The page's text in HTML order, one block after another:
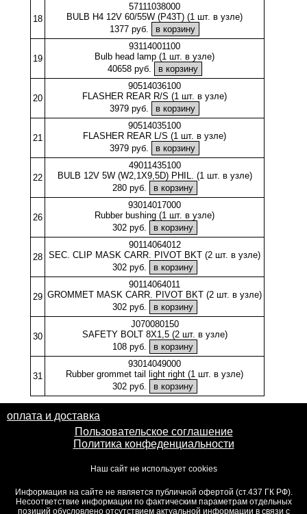
18
57111038000
BULB H4 12V 60/55W (P43T) (1 шт. в узле)
1377 руб.
19
93114001100
Bulb head lamp (1 шт. в узле)
40658 руб.
20
90514036100
FLASHER REAR R/S (1 шт. в узле)
3979 руб.
21
90514035100
FLASHER REAR L/S (1 шт. в узле)
3979 руб.
22
49011435100
BULB 12V 5W (W2,1X9,5D) PHIL. (1 шт. в узле)
280 руб.
26
93014017000
Rubber bushing (1 шт. в узле)
302 руб.
28
90114064012
SEC. CLIP MASK CARR. PIVOT BKT (2 шт. в узле)
302 руб.
29
90114064011
GROMMET MASK CARR. PIVOT BKT (2 шт. в узле)
302 руб.
30
J070080150
SAFETY BOLT 8X1,5 (2 шт. в узле)
108 руб.
31
93014049000
Rubber grommet tail light right (1 шт. в узле)
302 руб.
оплата и доставка
Пользовательское соглашение
Политика конфеденциальности
Наш сайт не использует cookies
Информация на сайте не является публичной офертой (ст.437 ГК РФ).
Несоответствие информации по фактическим параметрам отдельных
позиций обусловлено отсутствием актуальной информации в связи с